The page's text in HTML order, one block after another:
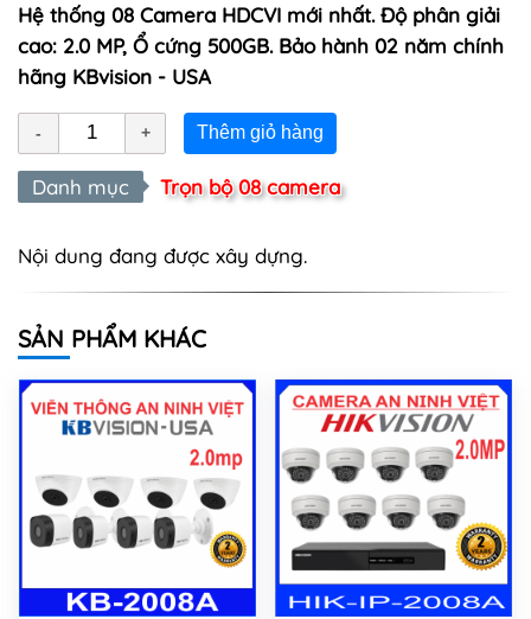
Hệ thống 08 Camera HDCVI mới nhất. Độ phân giải
cao: 2.0 MP, Ổ cứng 500GB. Bảo hành 02 năm chính
hãng KBvision - USA
Thêm giỏ hàng
Danh mục Trọn bộ 08 camera
Nội dung đang được xây dựng.
SẢN PHẨM KHÁC